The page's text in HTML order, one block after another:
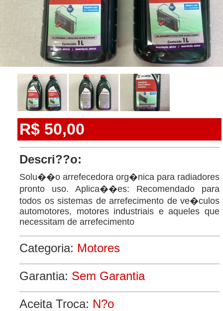
R$ 50,00
Descri??o:
Solu��o arrefecedora org�nica para radiadores
pronto uso. Aplica��es: Recomendado para
todos os sistemas de arrefecimento de ve�culos
automotores, motores industriais e aqueles que
necessitam de arrefecimento
Categoria: Motores
Garantia: Sem Garantia
Aceita Troca: N?o